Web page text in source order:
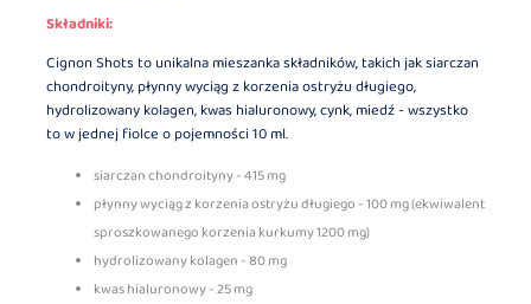
Składniki:
Cignon Shots to unikalna mieszanka składników, takich jak siarczan
chondroityny, płynny wyciąg z korzenia ostryżu długiego,
hydrolizowany kolagen, kwas hialuronowy, cynk, miedź - wszystko
to w jednej fiolce o pojemności 10 ml.
siarczan chondroityny - 415 mg
płynny wyciąg z korzenia ostryżu długiego - 100 mg (ekwiwalent
sproszkowanego korzenia kurkumy 1200 mg)
hydrolizowany kolagen - 80 mg
kwas hialuronowy - 25 mg